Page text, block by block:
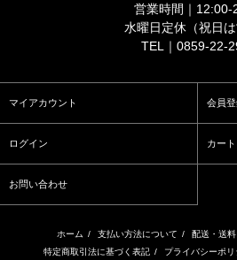
営業時間｜12:00-
水曜日定休（祝日は
TEL｜0859-22-
マイアカウント 会員
ログイン カー
お問い合わせ
ホーム / 支払い方法について / 配送・送
特定商取引法に基づく表記 / プライバシーポリ